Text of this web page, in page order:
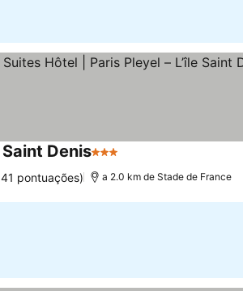
Denis3 Estrelas
pontuações) a 2.0 km de Stade de France